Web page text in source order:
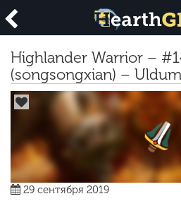
Highlander Warrior –
(songsongxian) –
29 сентября 2019